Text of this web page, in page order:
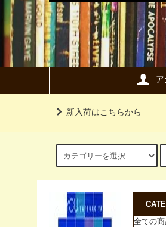
ア
新入荷はこちらから
全ての